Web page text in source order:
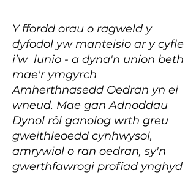
Y ffordd orau o ragweld y
dyfodol yw manteisio ar y cyfle
i’w lunio - a dyna'n union beth
mae'r ymgyrch
Amherthnasedd Oedran yn ei
wneud. Mae gan Adnoddau
Dynol rôl ganolog wrth greu
gweithleoedd cynhwysol,
amrywiol o ran oedran, sy'n
gwerthfawrogi profiad ynghyd